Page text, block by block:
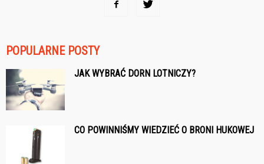
POPULARNE POSTY
JAK WYBRAĆ DORN LOTNICZY?
CO POWINNIŚMY WIEDZIEĆ O BRONI HUKOWEJ